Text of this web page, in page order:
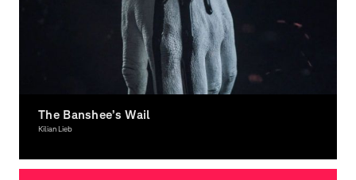
The Banshee’s Wail
Kilian Lieb